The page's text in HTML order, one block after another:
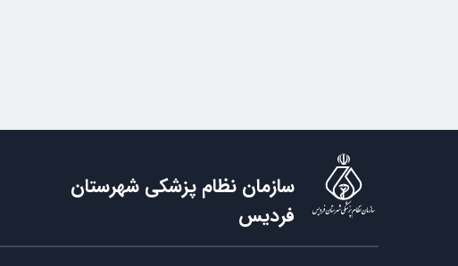
سازمان نظام پزشکی شهرستان
فردیس